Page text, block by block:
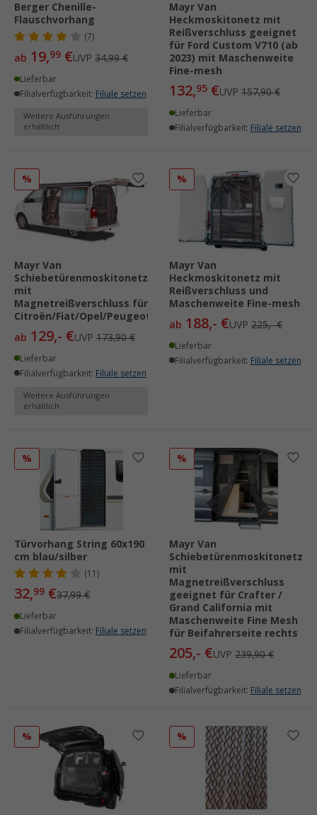
Berger Chenille-
Flauschvorhang
(7)
ab 19,99 €UVP 34,99 €
Lieferbar
Filialverfügbarkeit: Filiale setzen
Weitere Ausführungen
erhältlich
Mayr Van
Heckmoskitonetz mit
Reißverschluss geeignet
für Ford Custom V710 (ab
2023) mit Maschenweite
Fine-mesh
132,95 €UVP 157,90 €
Lieferbar
Filialverfügbarkeit: Filiale setzen
%
Mayr Van
Schiebetürenmoskitonetz
mit
Magnetreißverschluss für
Citroën/Fiat/Opel/Peugeot/Toyota
ab 129,- €UVP 173,90 €
Lieferbar
Filialverfügbarkeit: Filiale setzen
Weitere Ausführungen
erhältlich
%
Mayr Van
Heckmoskitonetz mit
Reißverschluss und
Maschenweite Fine-mesh
ab 188,- €UVP 225,- €
Lieferbar
Filialverfügbarkeit: Filiale setzen
%
Türvorhang String 60x190
cm blau/silber
(11)
32,99 €37,99 €
Lieferbar
Filialverfügbarkeit: Filiale setzen
%
Mayr Van
Schiebetürenmoskitonetz
mit
Magnetreißverschluss
geeignet für Crafter /
Grand California mit
Maschenweite Fine Mesh
für Beifahrerseite rechts
205,- €UVP 239,90 €
Lieferbar
Filialverfügbarkeit: Filiale setzen
% %